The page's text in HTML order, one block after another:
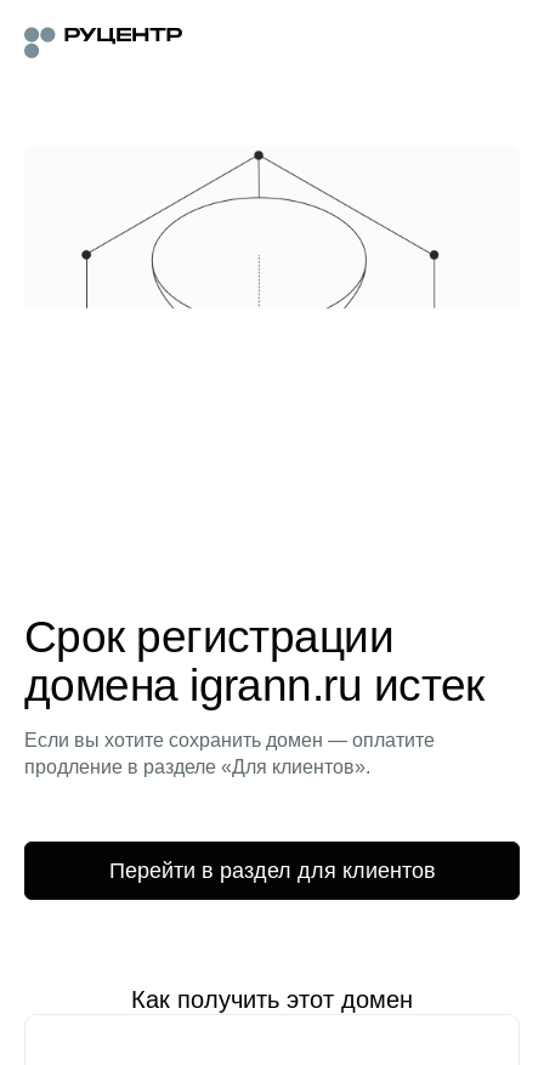
Срок регистрации
домена igrann.ru истек
Если вы хотите сохранить домен — оплатите
продление в разделе «Для клиентов».
Перейти в раздел для клиентов
Как получить этот домен